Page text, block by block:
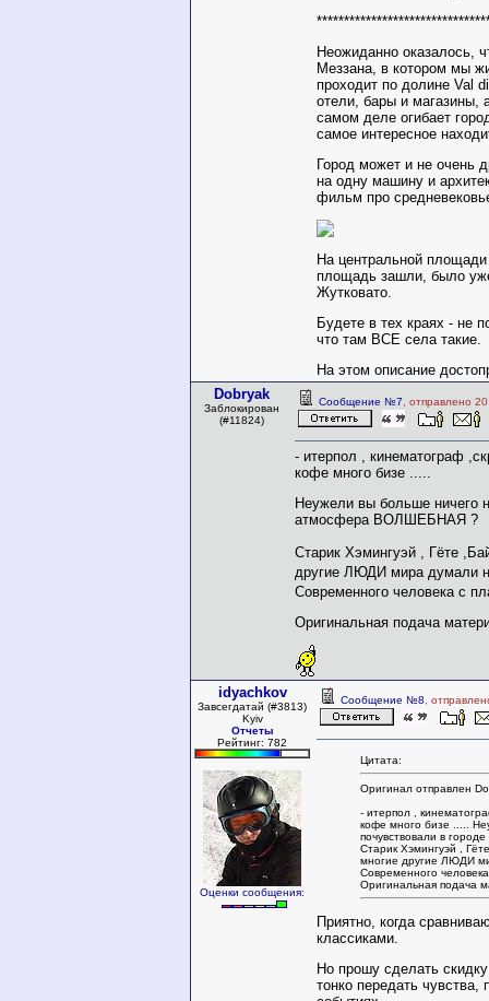
Неожиданно оказалось,
Меззана, в котором мы
проходит по долине Val
отели, бары и магазины,
самом деле огибает
самое интересное
Город может и не очень
на одну машину и
фильм про
На центральной
площадь зашли, было
Жутковато.
Будете в тех краях - не
что там ВСЕ села такие.
На этом описание
Dobryak
Заблокирован
(#11824)
Сообщение №7 , отправлено
- итерпол , кинематограф
кофе много бизе .....
Неужели вы больше ничего
атмосфера ВОЛШЕБНАЯ ?
Старик Хэмингуэй , Гёте
другие ЛЮДИ мира думали
Современного человека с
Оригинальная подача
idyachkov
Завсегдатай (#3813)
Kyiv
Отчеты
Рейтинг: 782
Оценки сообщения:
Сообщение №8 ,
Цитата:
Оригинал отправлен
- итерпол ,
кофе много бизе .....
почувствовали в
Старик Хэмингуэй ,
многие другие ЛЮДИ
Современного
Оригинальная подача
Приятно, когда
классиками.
Но прошу сделать
тонко передать